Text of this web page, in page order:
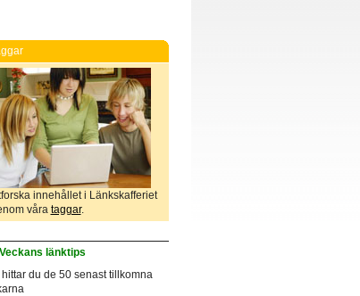
innehållet i Länkskafferiet
våra taggar.
Veckans länktips
hittar du de 50 senast tillkomna